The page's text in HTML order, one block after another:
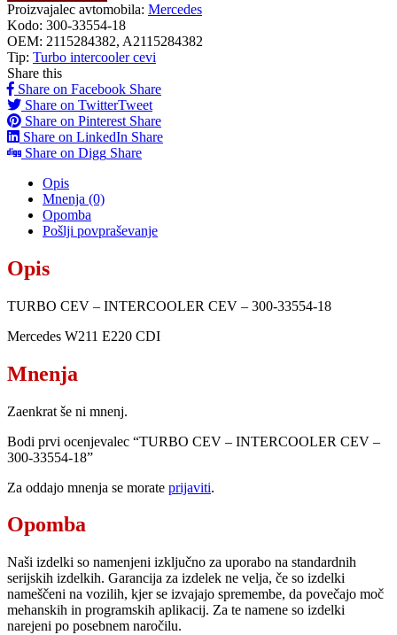
Proizvajalec avtomobila: Mercedes
Kodo: 300-33554-18
OEM: 2115284382, A2115284382
Tip: Turbo intercooler cevi
Share this
Share on Facebook Share
Share on TwitterTweet
Share on Pinterest Share
Share on LinkedIn Share
Share on Digg Share
Opis
Mnenja (0)
Opomba
Pošlji povpraševanje
Opis
TURBO CEV – INTERCOOLER CEV – 300-33554-18
Mercedes W211 E220 CDI
Mnenja
Zaenkrat še ni mnenj.
Bodi prvi ocenjevalec “TURBO CEV – INTERCOOLER CEV –
300-33554-18”
Za oddajo mnenja se morate prijaviti.
Opomba
Naši izdelki so namenjeni izključno za uporabo na standardnih
serijskih izdelkih. Garancija za izdelek ne velja, če so izdelki
nameščeni na vozilih, kjer se izvajajo spremembe, da povečajo moč
mehanskih in programskih aplikacij. Za te namene so izdelki
narejeni po posebnem naročilu.